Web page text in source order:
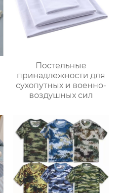
Постельные
принадлежности для
сухопутных и военно-
воздушных сил